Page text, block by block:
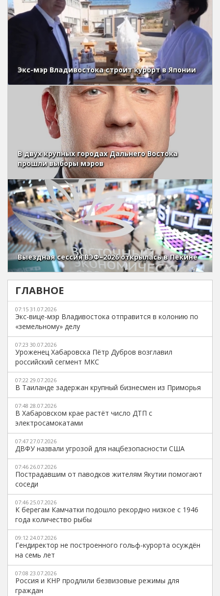
Экс-мэр Владивостока строит курорт в Японии
В двух крупных городах Дальнего Востока
прошли выборы мэров
Выездная сессия ВЭФ–2026 открылась в Пекине
ГЛАВНОЕ
07:15 31.07.2026
Экс-вице-мэр Владивостока отправится в колонию по
«земельному» делу
07:23 30.07.2026
Уроженец Хабаровска Пётр Дубров возглавил
российский сегмент МКС
07:22 29.07.2026
В Таиланде задержан крупный бизнесмен из Приморья
07:48 28.07.2026
В Хабаровском крае растёт число ДТП с
электросамокатами
07:47 27.07.2026
ДВФУ назвали угрозой для нацбезопасности США
07:46 26.07.2026
Пострадавшим от паводков жителям Якутии помогают
соседи
07:46 25.07.2026
К берегам Камчатки подошло рекордно низкое с 1946
года количество рыбы
09:12 24.07.2026
Гендиректор не построенного гольф-курорта осуждён
на семь лет
07:08 23.07.2026
Россия и КНР продлили безвизовые режимы для
граждан